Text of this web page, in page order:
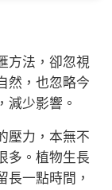
法，卻忽視
然，也忽略今
減少影響。
力，本無不
多。植物生長
長一點時間，